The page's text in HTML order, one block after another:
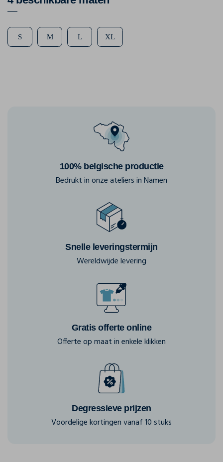
S M L XL
100% belgische productie
Bedrukt in onze ateliers in Namen
Snelle leveringstermijn
Wereldwijde levering
Gratis offerte online
Offerte op maat in enkele klikken
Degressieve prijzen
Voordelige kortingen vanaf 10 stuks